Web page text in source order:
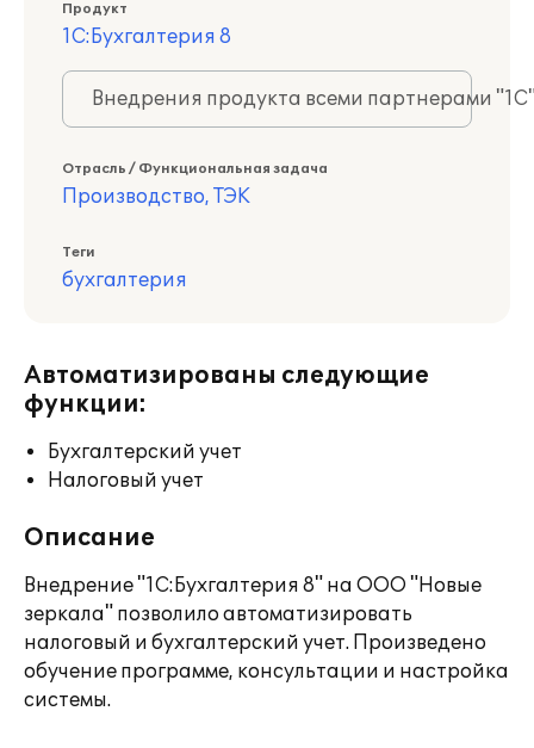
Продукт
1С:Бухгалтерия 8
Внедрения продукта всеми партнерами
Отрасль / Функциональная задача
Производство, ТЭК
Теги
бухгалтерия
Автоматизированы следующие
функции:
Бухгалтерский учет
Налоговый учет
Описание
Внедрение "1С:Бухгалтерия 8" на ООО "Новые
зеркала" позволило автоматизировать
налоговый и бухгалтерский учет. Произведено
обучение программе, консультации и настройка
системы.